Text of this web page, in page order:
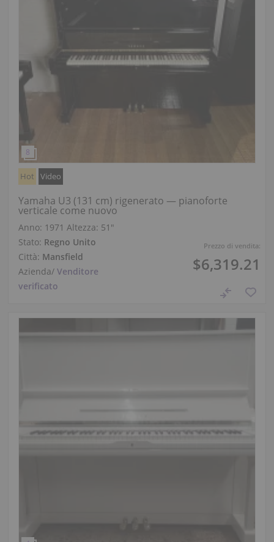
Prezzo di vendita:
$6,319.21
Hot Video
Yamaha U3 (131 cm) rigenerato — pianoforte
verticale come nuovo
Anno: 1971 Altezza: 51″
Stato: Regno Unito
Città: Mansfield
Azienda/ Venditore
verificato